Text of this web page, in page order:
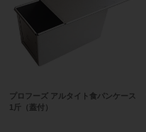
プロフーズ アルタイト食パンケース
1斤（蓋付）